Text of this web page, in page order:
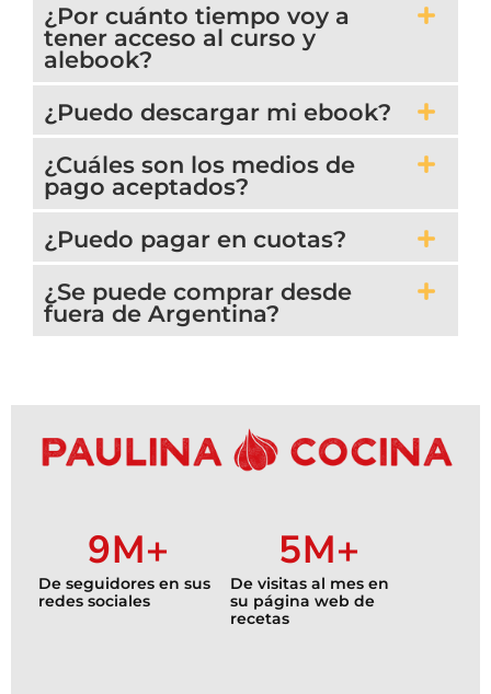
¿Por cuánto tiempo voy a
tener acceso al curso y
alebook?
¿Puedo descargar mi ebook?
¿Cuáles son los medios de
pago aceptados?
¿Puedo pagar en cuotas?
¿Se puede comprar desde
fuera de Argentina?
De seguidores en sus
redes sociales
9M+
De visitas al mes en
su página web de
recetas
5M+